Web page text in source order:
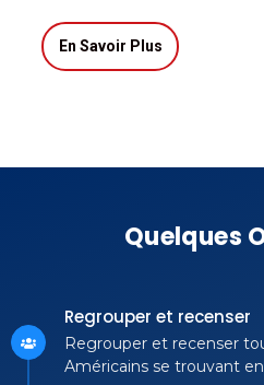
En Savoir Plus
Quelques
Regrouper et recenser
Regrouper et recenser
Américains se trouvant